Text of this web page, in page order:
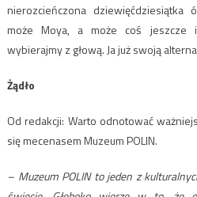
nierozcieńczona dziewięćdziesiątka
może Moya, a może coś jeszcze
wybierajmy z głową. Ja już swoją
Żądło
Od redakcji: Warto odnotować
się mecenasem Muzeum POLIN.
– Muzeum POLIN to jeden z